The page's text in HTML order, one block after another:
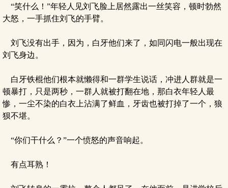
“笑什么！”年轻人见刘飞脸上居然露出一丝笑容，顿时勃然
大怒，一手抓住刘飞的手臂。
刘飞没有出手，因为，白牙他们来了，如同闪电一般出现在
刘飞身边。
白牙铁棍他们根本就懒得和一群学生说话，冲进人群就是一
顿暴打，只是两秒，一群人就被打翻在地，那白衣年轻人最
惨，一尘不染的白衣上沾满了鲜血，牙齿也被打掉了一个，狼
狈不堪。
“你们干什么？”一个愤怒的声音响起。
有点耳熟！